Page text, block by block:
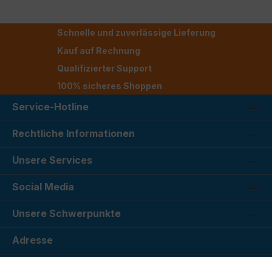
Schnelle und zuverlässige Lieferung
Kauf auf Rechnung
Qualifizierter Support
100% sicheres Shoppen
Service-Hotline
Rechtliche Informationen
Unsere Services
Social Media
Unsere Schwerpunkte
Adresse